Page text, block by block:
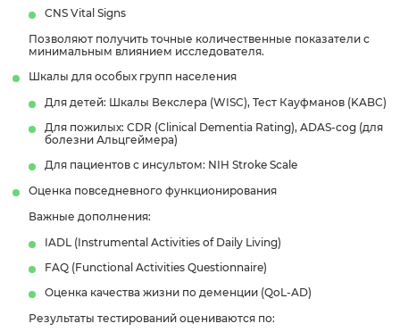
CNS Vital Signs
Позволяют получить точные количественные показатели с
минимальным влиянием исследователя.
Шкалы для особых групп населения
Для детей: Шкалы Векслера (WISC), Тест Кауфманов (KABC)
Для пожилых: CDR (Clinical Dementia Rating), ADAS-cog (для
болезни Альцгеймера)
Для пациентов с инсультом: NIH Stroke Scale
Оценка повседневного функционирования
Важные дополнения:
IADL (Instrumental Activities of Daily Living)
FAQ (Functional Activities Questionnaire)
Оценка качества жизни по деменции (QoL-AD)
Результаты тестирований оцениваются по: